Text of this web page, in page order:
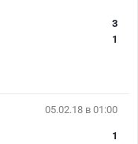
3
1
05.02.18 в 01:00
1